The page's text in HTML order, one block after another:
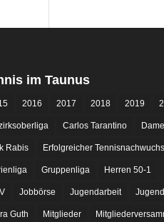
im Taunus
2016 2017 2018 2019
Carlos Tarantino
Rabis Erfolgreicher Tennisnachwuchs
Gruppenliga Herren 50-1
Jobbörse Jugendarbeit
Guth Mitglieder